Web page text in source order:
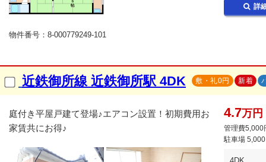
物件番号：8-000779249-101
詳
近鉄御所線 近鉄御所駅 4DK 敷・礼0円 新着
庭付き平屋戸建て登場♪エアコン設置！初期費用お
家賃共にお得♪
4.7万円
管理費5,000
駐車場